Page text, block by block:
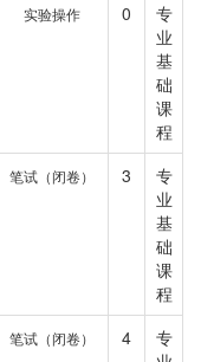
实验操作 0
专
业
基
础
课
程
笔试（闭卷） 3
专
业
基
础
课
程
笔试（闭卷） 4
专